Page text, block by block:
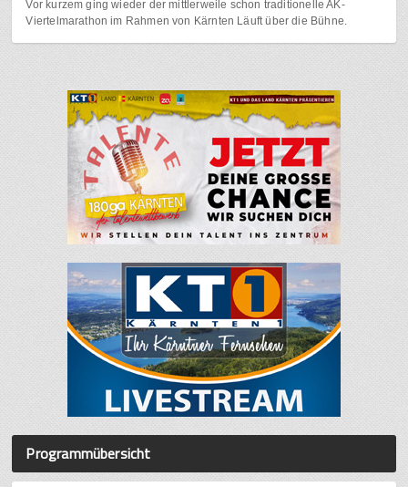
Vor kurzem ging wieder der mittlerweile schon traditionelle AK-
Viertelmarathon im Rahmen von Kärnten Läuft über die Bühne.
Programmübersicht